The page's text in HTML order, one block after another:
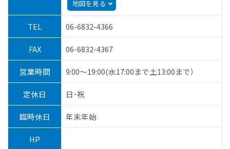
地図を見る
TEL 06-6832-4366
FAX 06-6832-4367
営業時間 9:00～19:00(水17:00まで土13:00まで）
定休日 日･祝
臨時休日 年末年始
HP